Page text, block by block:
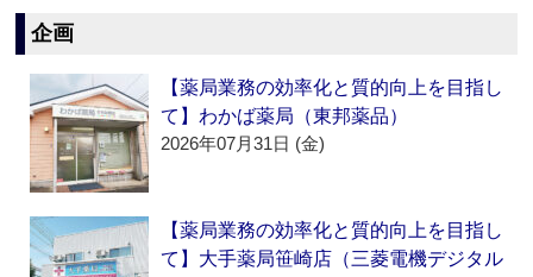
企画
【薬局業務の効率化と質的向上を目指し
て】わかば薬局（東邦薬品）
2026年07月31日 (金)
【薬局業務の効率化と質的向上を目指し
て】大手薬局笹崎店（三菱電機デジタル